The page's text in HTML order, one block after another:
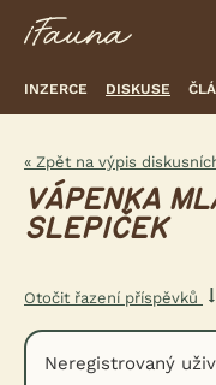
INZERCE DISKUSE
« Zpět na výpis
VÁPENKA
SLEPIČEK
Otočit řazení příspěvků
Neregistrovaný